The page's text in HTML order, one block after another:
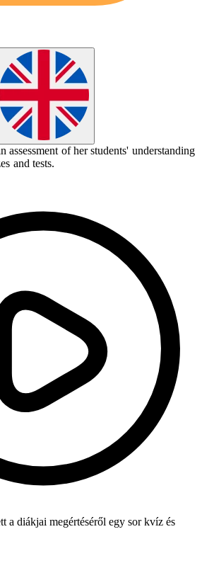
assessment of her students' understanding
and tests.
a diákjai megértéséről egy sor kvíz és